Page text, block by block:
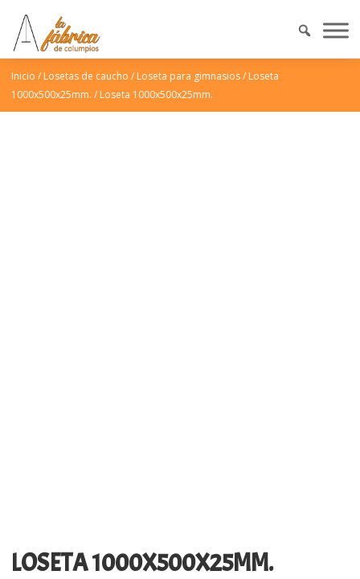
Inicio / Losetas de caucho / Loseta para gimnasios/ Loseta
1000x500x25mm. / Loseta 1000x500x25mm.
LOSETA 1000X500X25MM.